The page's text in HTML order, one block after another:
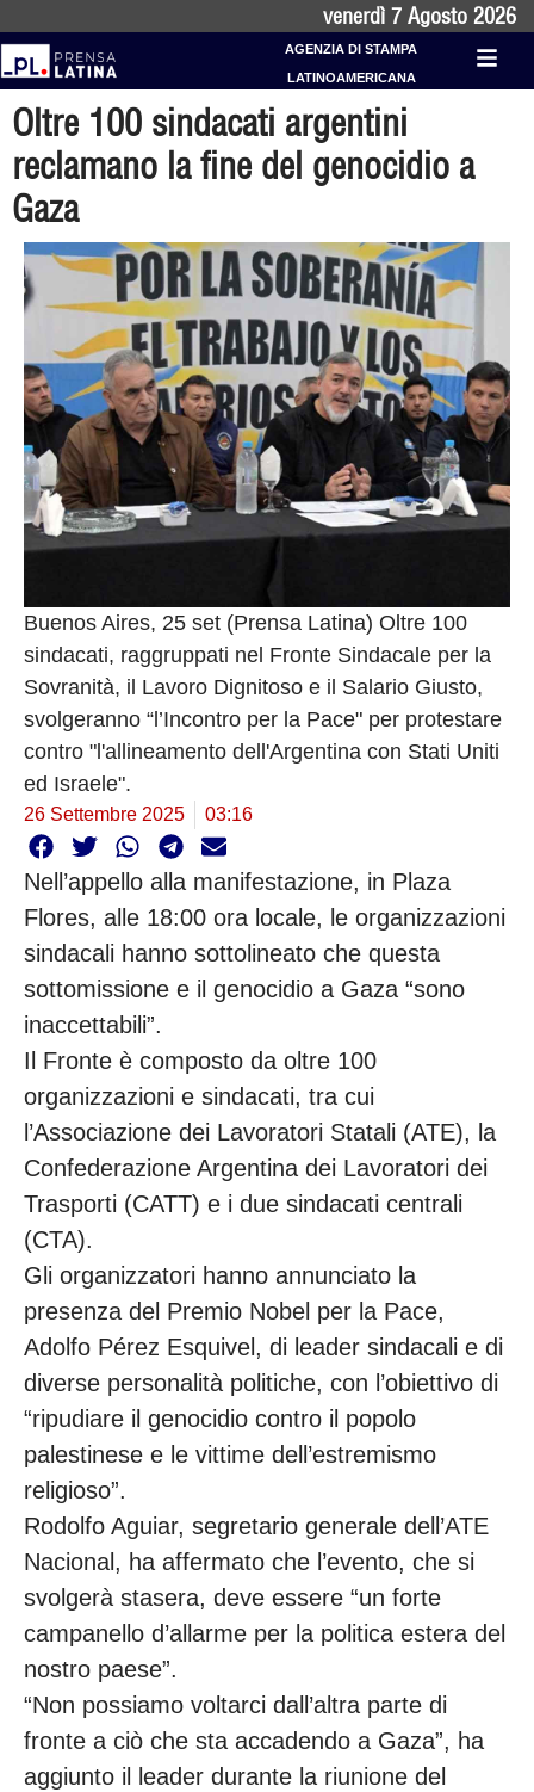
venerdì 7 Agosto 2026
AGENZIA DI STAMPA
LATINOAMERICANA
Oltre 100 sindacati argentini
reclamano la fine del genocidio a
Gaza
Buenos Aires, 25 set (Prensa Latina) Oltre 100
sindacati, raggruppati nel Fronte Sindacale per la
Sovranità, il Lavoro Dignitoso e il Salario Giusto,
svolgeranno “l’Incontro per la Pace" per protestare
contro "l'allineamento dell'Argentina con Stati Uniti
ed Israele".
26 Settembre 2025 03:16
Nell’appello alla manifestazione, in Plaza
Flores, alle 18:00 ora locale, le organizzazioni
sindacali hanno sottolineato che questa
sottomissione e il genocidio a Gaza “sono
inaccettabili”.
Il Fronte è composto da oltre 100
organizzazioni e sindacati, tra cui
l’Associazione dei Lavoratori Statali (ATE), la
Confederazione Argentina dei Lavoratori dei
Trasporti (CATT) e i due sindacati centrali
(CTA).
Gli organizzatori hanno annunciato la
presenza del Premio Nobel per la Pace,
Adolfo Pérez Esquivel, di leader sindacali e di
diverse personalità politiche, con l’obiettivo di
“ripudiare il genocidio contro il popolo
palestinese e le vittime dell’estremismo
religioso”.
Rodolfo Aguiar, segretario generale dell’ATE
Nacional, ha affermato che l’evento, che si
svolgerà stasera, deve essere “un forte
campanello d’allarme per la politica estera del
nostro paese”.
“Non possiamo voltarci dall’altra parte di
fronte a ciò che sta accadendo a Gaza”, ha
aggiunto il leader durante la riunione del